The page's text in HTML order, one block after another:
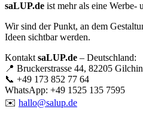
saLUP.de ist mehr als eine Werbe-
Wir sind der Punkt, an dem
Ideen sichtbar werden.
Kontakt saLUP.de – Deutschland:
📍 Bruckerstrasse 44, 82205
📞 +49 173 852 77 64
WhatsApp: +49 1525 135 7595
✉️ hallo@salup.de